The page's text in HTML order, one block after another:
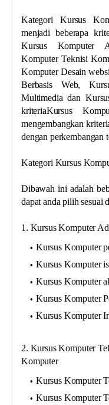
Kategori Kursus
menjadi beberapa
Kursus Komputer
Komputer Teknisi
Komputer Desain
Berbasis Web,
Multimedia dan
kriteriaKursus
mengembangkan
dengan perkembangan
Kategori Kursus
Dibawah ini adalah
dapat anda pilih sesuai
1. Kursus Komputer
Kursus Komputer
Kursus Komputer
Kursus Komputer
Kursus Komputer
Kursus Komputer
2. Kursus Komputer
Komputer
Kursus Komputer
Kursus Komputer